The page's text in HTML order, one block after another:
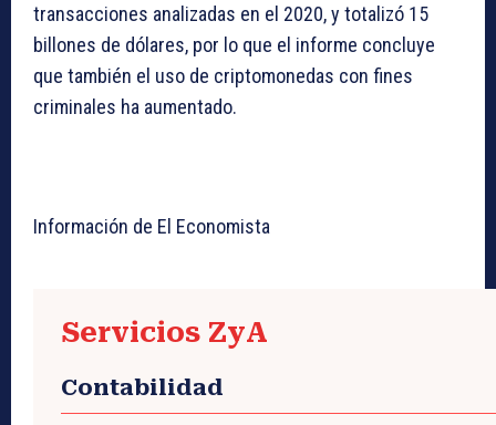
transacciones analizadas en el 2020, y totalizó 15
billones de dólares, por lo que el informe concluye
que también el uso de criptomonedas con fines
criminales ha aumentado.
Información de El Economista
Servicios ZyA
Contabilidad